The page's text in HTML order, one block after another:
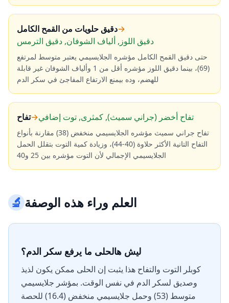
دقيق حلويات من القمح الكامل→
دقيق اللوز, ألياف الشوفان, دقيق الترمس
حتى دقيق القمح الكامل مؤشره الجلايسيمي يعتبر متوسط لمرتفع
(69)، بينما دقيق اللوز مؤشره أقل من 1 وألياف الشوفان غير قابلة
للهضم، وده بيمنع الارتفاع المفاجئ في سكر الدم
تفاح→تفاح أخضر (جراني سميث), كمثرى, توت إضافي
تفاح جراني سميث مؤشره الجلايسيمي منخفض (38) مقارنة بأنواع
التفاح التانية الأكثر حلاوة (40-44)، وزيادة كمية التوت بتقلل الحمل
الجلايسيمي الإجمالي لأن التوت مؤشره بين 25 و40
🔬العلم وراء هذه الوصفة
ليش هالحلى ما يرفع سكر الدم؟
كوبلر التوت والتفاح هذا يثبت إن الحلى ممكن يكون لذيذ
وصديق لسكر الدم في نفس الوقت. بمؤشر جلايسيمي
متوسط (53) وحمل جلايسيمي منخفض (16.4) للحصة